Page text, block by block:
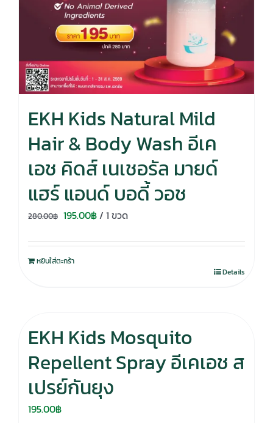
EKH Kids Natural Mild
Hair & Body Wash อีเค
เอช คิดส์ เนเชอรัล มายด์
แฮร์ แอนด์ บอดี้ วอช
280.00฿ Original
was:
280.00฿.
195.00฿Current
is:
/ 1 ขวด
หยิบใส่ตะกร้า
Details
EKH Kids Mosquito
Repellent Spray อีเคเอช ส
เปรย์กันยุง
195.00฿